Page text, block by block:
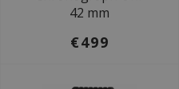
42 mm
€499